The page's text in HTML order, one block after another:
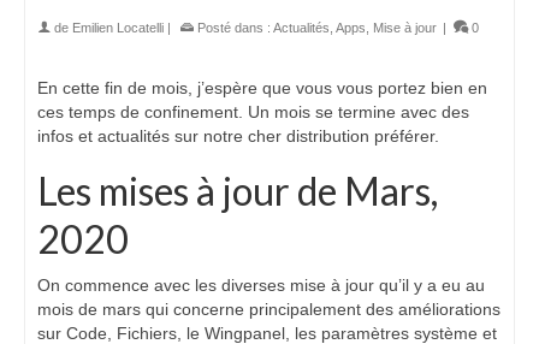
de Emilien Locatelli | Posté dans : Actualités Apps Mise à jour | 0
En cette fin de mois, j’espère que vous vous portez bien en
ces temps de confinement. Un mois se termine avec des
infos et actualités sur notre cher distribution préférer.
Les mises à jour de Mars,
2020
On commence avec les diverses mise à jour qu’il y a eu au
mois de mars qui concerne principalement des améliorations
sur Code, Fichiers, le Wingpanel, les paramètres système et